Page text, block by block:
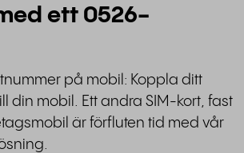
ett 0526-
på mobil: Koppla ditt
din mobil. Ett andra SIM-kort, fast
är förfluten tid med vår